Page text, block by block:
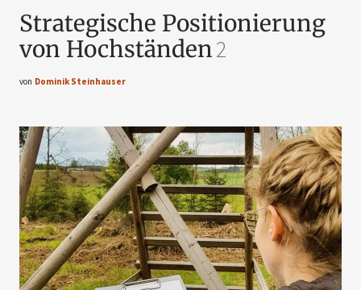
Strategische Positionierung
von Hochständen2
von Dominik Steinhauser